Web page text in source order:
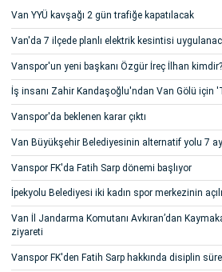
Van YYÜ kavşağı 2 gün trafiğe kapatılacak
Van'da 7 ilçede planlı elektrik kesintisi
Vanspor'un yeni başkanı Özgür İreç İlhan kimdir?
İş insanı Zahir Kandaşoğlu'ndan Van Gölü için
Vanspor'da beklenen karar çıktı
Van Büyükşehir Belediyesinin alternatif yolu 7
Vanspor FK'da Fatih Sarp dönemi başlıyor
İpekyolu Belediyesi iki kadın spor merkezinin
Van İl Jandarma Komutanı Avkıran’dan
ziyareti
Vanspor FK'den Fatih Sarp hakkında disiplin